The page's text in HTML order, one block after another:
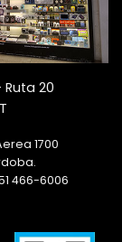
Ruta 20
1700
466-6006